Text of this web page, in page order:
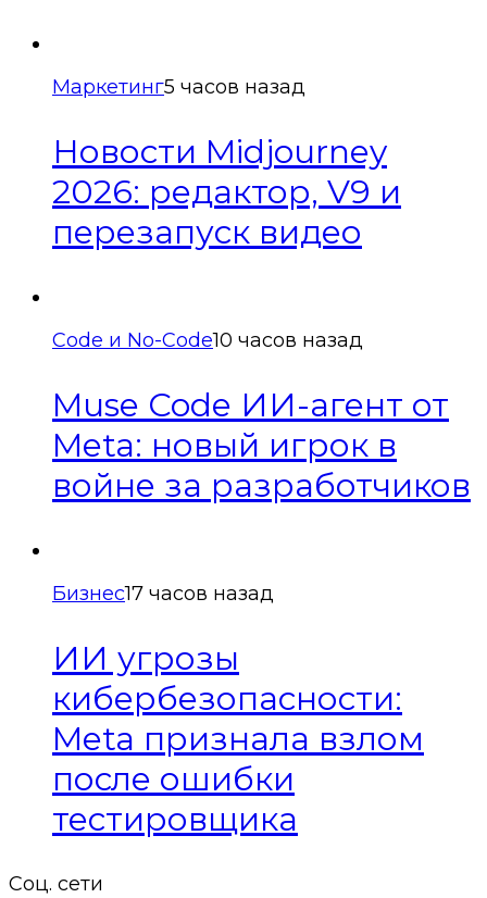
Маркетинг5 часов назад
Новости Midjourney
2026: редактор, V9 и
перезапуск видео
Code и No-Code10 часов назад
Muse Code ИИ-агент от
Meta: новый игрок в
войне за разработчиков
Бизнес17 часов назад
ИИ угрозы
кибербезопасности:
Meta признала взлом
после ошибки
тестировщика
Соц. сети